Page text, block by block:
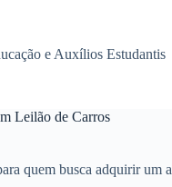
e Auxílios Estudantis
Leilão de Carros
quem busca adquirir um